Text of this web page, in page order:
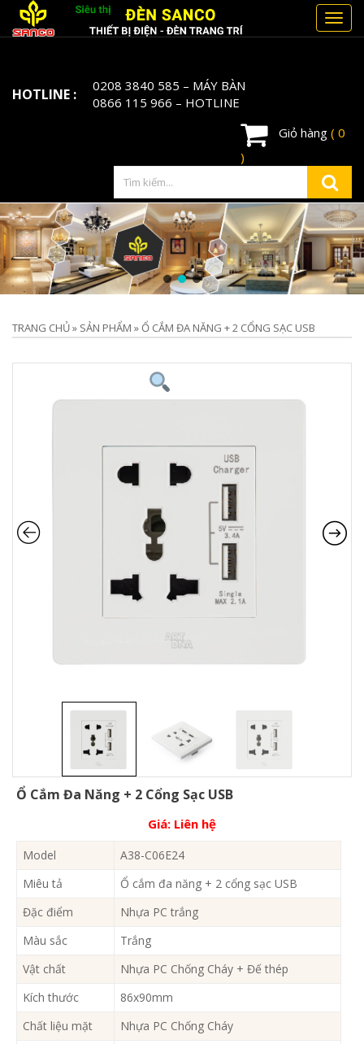
HOTLINE : 0208 3840 585 – MÁY BÀN
0866 115 966 – HOTLINE
Giỏ hàng ( 0
)
TRANG CHỦ» SẢN PHẨM »Ổ CẮM ĐA NĂNG + 2 CỔNG SẠC USB
Ổ Cắm Đa Năng + 2 Cổng Sạc USB
Giá: Liên hệ
Model
A38-C06E24
Miêu tả
Ổ cắm đa năng + 2 cổng sạc USB
Đặc điểm
Nhựa PC trắng
Màu sắc
Trắng
Vật chất
Nhựa PC Chống Cháy + Đế thép
Kích thước
86x90mm
Chất liệu mặt
Nhựa PC Chống Cháy